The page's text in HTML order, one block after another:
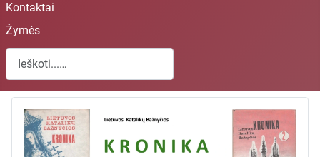
Kontaktai
Žymės
Paieška